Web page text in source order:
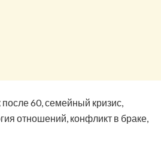
60, семейный кризис,
отношений, конфликт в браке,